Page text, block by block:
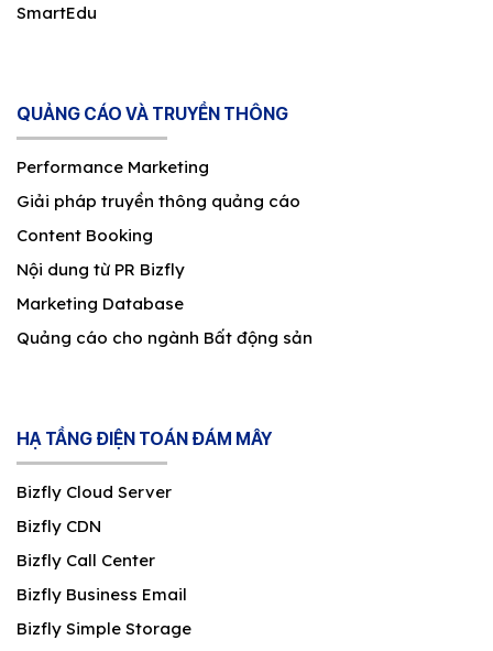
SmartEdu
QUẢNG CÁO VÀ TRUYỀN THÔNG
Performance Marketing
Giải pháp truyền thông quảng cáo
Content Booking
Nội dung từ PR Bizfly
Marketing Database
Quảng cáo cho ngành Bất động sản
HẠ TẦNG ĐIỆN TOÁN ĐÁM MÂY
Bizfly Cloud Server
Bizfly CDN
Bizfly Call Center
Bizfly Business Email
Bizfly Simple Storage